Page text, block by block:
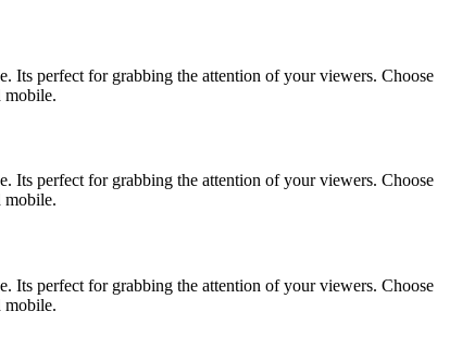
perfect for grabbing the attention of your viewers. Choose
mobile.
perfect for grabbing the attention of your viewers. Choose
mobile.
perfect for grabbing the attention of your viewers. Choose
mobile.